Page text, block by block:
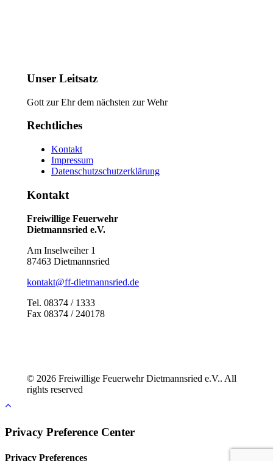
Unser Leitsatz
Gott zur Ehr dem nächsten zur Wehr
Rechtliches
Kontakt
Impressum
Datenschutzschutzerklärung
Kontakt
Freiwillige Feuerwehr
Dietmannsried e.V.
Am Inselweiher 1
87463 Dietmannsried
kontakt@ff-dietmannsried.de
Tel. 08374 / 1333
Fax 08374 / 240178
© 2026 Freiwillige Feuerwehr Dietmannsried e.V.. All
rights reserved
Privacy Preference Center
Privacy Preferences